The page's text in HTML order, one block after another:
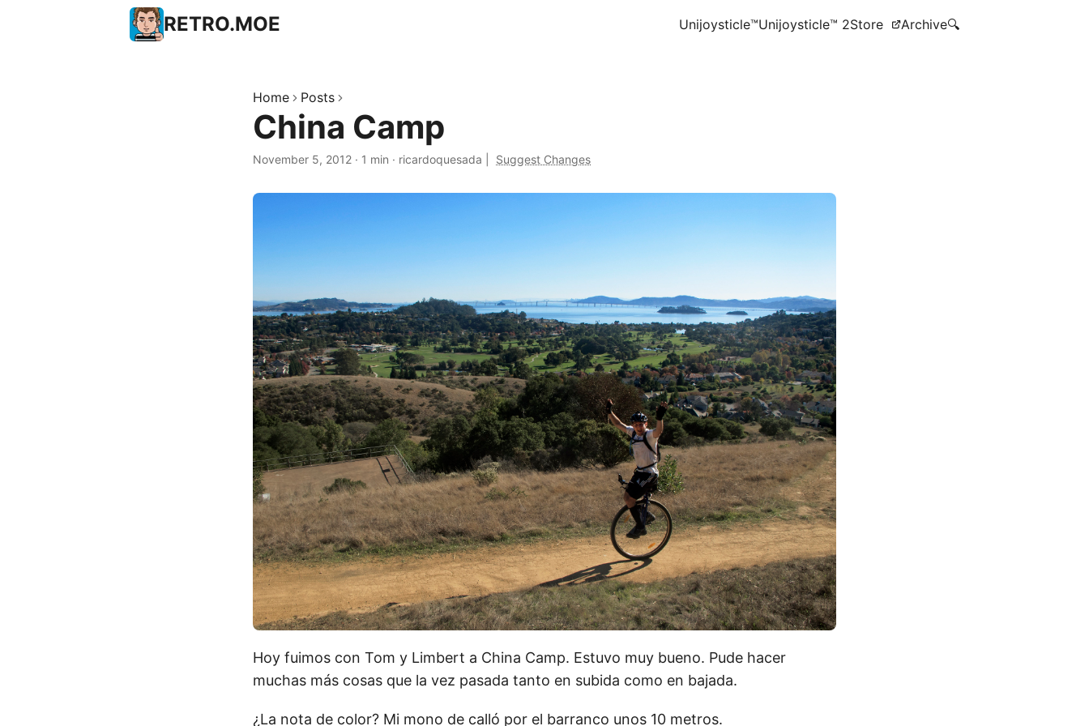
RETRO.MOE Unijoysticle™Unijoysticle™ 2Store Archive🔍
Home Posts
China Camp
November 5, 2012 · 1 min · ricardoquesada Suggest Changes
Hoy fuimos con Tom y Limbert a China Camp. Estuvo muy bueno. Pude hacer
muchas más cosas que la vez pasada tanto en subida como en bajada.
¿La nota de color? Mi mono de calló por el barranco unos 10 metros.